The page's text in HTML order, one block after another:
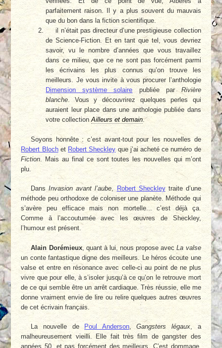
parfaitement raison. Il y a plus souvent du mauvais
que du bon dans la fiction scientifique.
il n’était pas directeur d’une prestigieuse collection
de Science-Fiction. Et en tant que tel, vous devriez
savoir, vu le nombre d’années que vous travaillez
dans ce milieu, que ce ne sont pas forcément parmi
les écrivains les plus connus qu’on trouve les
meilleurs. Je vous invite à vous procurer l’anthologie
Dimension système solaire publiée par Rivière
blanche. Vous y découvrirez quelques perles qui
auraient leur place dans une anthologie publiée dans
votre collectionAilleurs et demain.
Soyons honnête : c’est avant-tout pour les nouvelles de
Robert Blochet Robert Sheckleyque j’ai acheté ce numéro de
Fiction . Mais au final ce sont toutes les nouvelles qui m’ont
plu.
DansInvasion avant l’aube, Robert Sheckleytraite d’une
méthode peu orthodoxe de coloniser une planète. Méthode qui
s’avère peu efficace mais non mortelle... c’est déjà ça.
Comme à l’accoutumée avec les œuvres de Sheckley,
l’humour est présent.
Alain Dorémieux, quant à lui, nous propose avecLa valse
un conte fantastique digne des meilleurs. Le héros écoute une
valse et entre en résonance avec celle-ci au point de ne plus
vivre que pour elle, à s’isoler jusqu’à ce qu’on le retrouve mort
de ce qui semble être un arrêt cardiaque. Très réussie, elle me
donne vraiment envie de lire ou relire quelques autres œuvres
de cet écrivain français.
La nouvelle de Poul Anderson,Gangsters légaux, a
malheureusement vieilli. Elle fait très film de gangster des
années 50, et pas forcément des meilleurs. C’est dommage.